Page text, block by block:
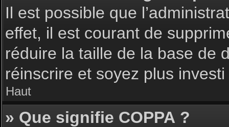
Il est possible que
effet, il est courant de
réduire la taille de la base de
réinscrire et soyez plus
Haut
» Que signifie COPPA ?